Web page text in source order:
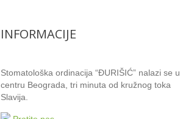
INFORMACIJE
Stomatološka ordinacija “ĐURIŠIĆ” nalazi se u
centru Beograda, tri minuta od kružnog toka
Slavija.